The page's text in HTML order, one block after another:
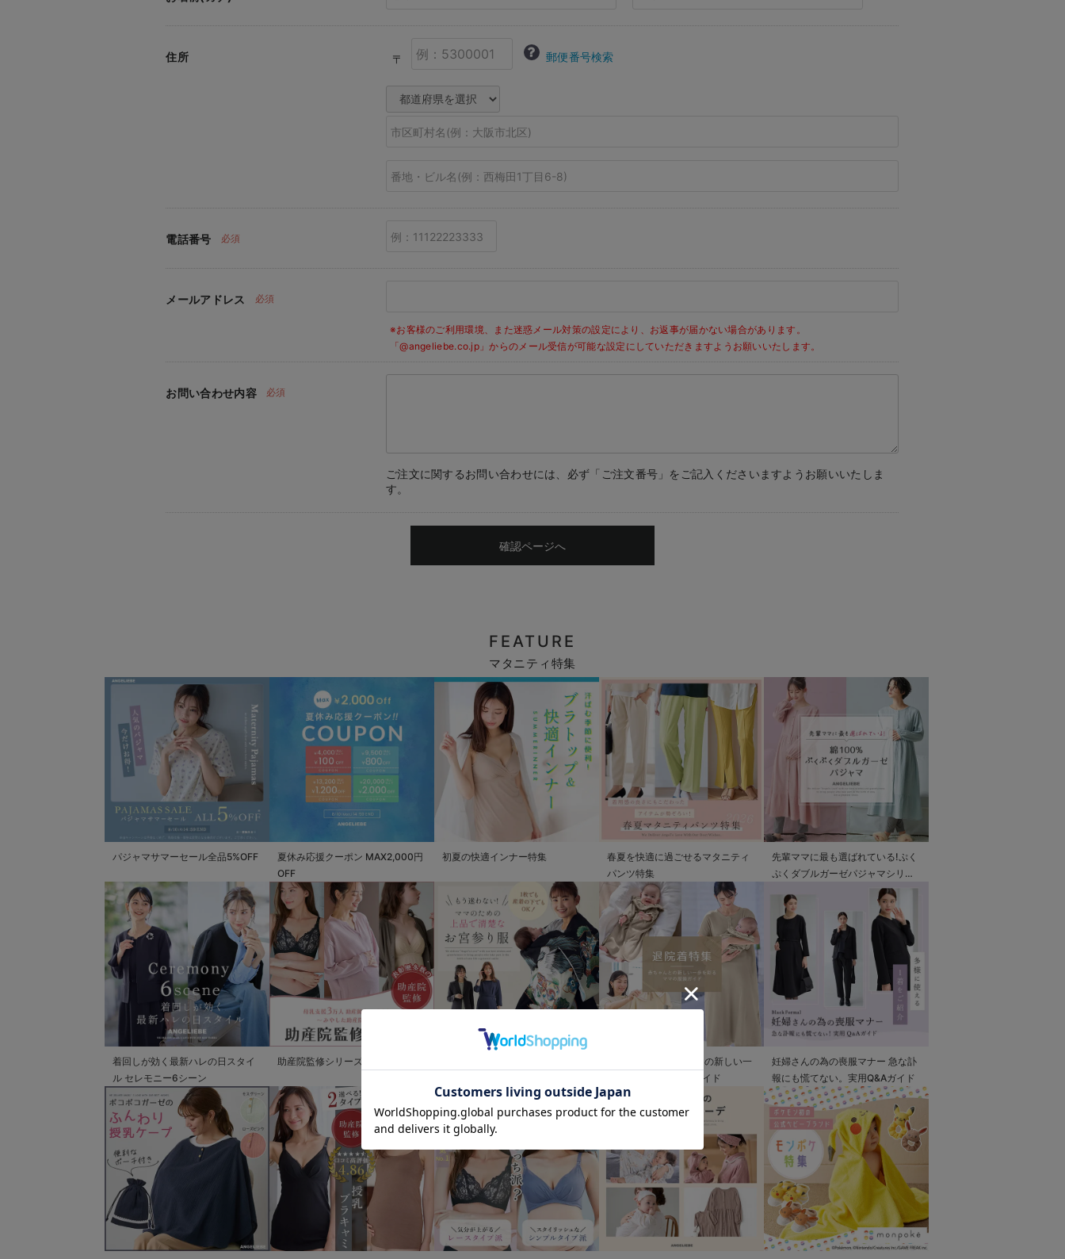
住所 〒 郵便番号検索
電話番号 必須
メールアドレス 必須
※お客様のご利用環境、また迷惑メール対策の設定により、お返事が届かない場合があります。
「@angeliebe.co.jp」からのメール受信が可能な設定にしていただきますようお願いいたします。
お問い合わせ内容 必須
ご注文に関するお問い合わせには、必ず「ご注文番号」をご記入くださいますようお願いいたしま
す。
確認ページへ
FEATURE
マタニティ特集
パジャマサマーセール全品5%OFF
夏休み応援クーポン MAX2,000円
OFF
初夏の快適インナー特集
春夏を快適に過ごせるマタニティ
パンツ特集
先輩ママに最も選ばれている!ぷく
ぷくダブルガーゼパジャマシリー
着回しが効く最新ハレの日スタイ
ル セレモニー6シーン
助産院監修シリーズ
退院着特集 赤ちゃんとの新しい一
歩を彩るママの服装ガイド
妊婦さんの為の喪服マナー 急な訃
報にも慌てない。実用Q&Aガイド